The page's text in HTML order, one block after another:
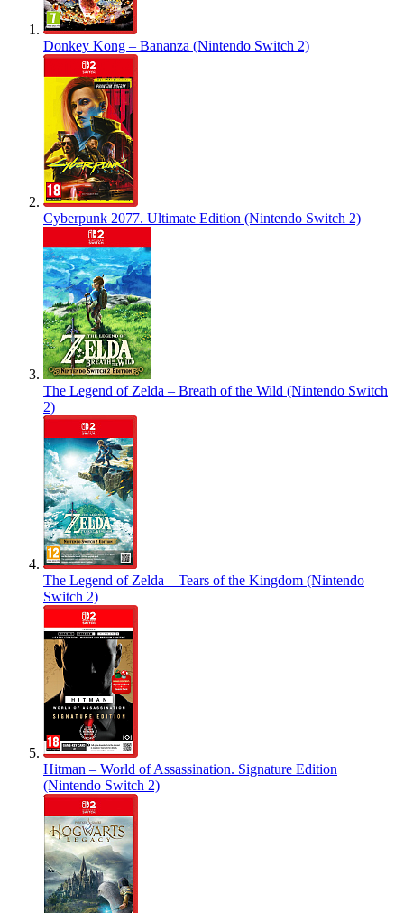
Donkey Kong – Bananza (Nintendo Switch 2)
Cyberpunk 2077. Ultimate Edition (Nintendo Switch 2)
The Legend of Zelda – Breath of the Wild (Nintendo Switch
2)
The Legend of Zelda – Tears of the Kingdom (Nintendo
Switch 2)
Hitman – World of Assassination. Signature Edition
(Nintendo Switch 2)